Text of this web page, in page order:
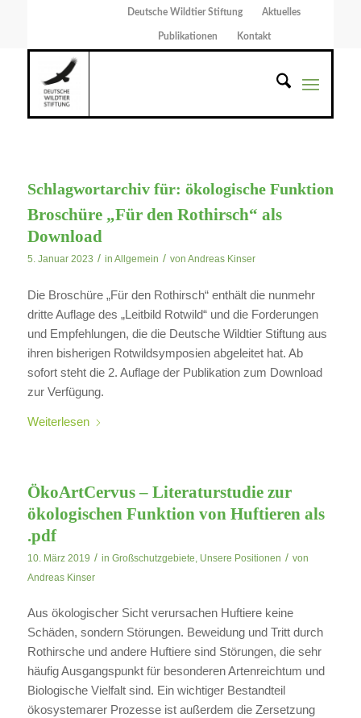
Deutsche Wildtier Stiftung Aktuelles
Publikationen Kontakt
Schlagwortarchiv für: ökologische Funktion
Broschüre „Für den Rothirsch“ als
Download
5. Januar 2023 / in Allgemein / von Andreas Kinser
Die Broschüre „Für den Rothirsch“ enthält die nunmehr
dritte Auflage des „Leitbild Rotwild“ und die Forderungen
und Empfehlungen, die die Deutsche Wildtier Stiftung aus
ihren bisherigen Rotwildsymposien abgeleitet hat. Ab
sofort steht die 2. Auflage der Publikation zum Download
zur Verfügung.
Weiterlesen
ÖkoArtCervus – Literaturstudie zur
ökologischen Funktion von Huftieren als
.pdf
10. März 2019 / in Großschutzgebiete Unsere Positionen / von
Andreas Kinser
Aus ökologischer Sicht verursachen Huftiere keine
Schäden, sondern Störungen. Beweidung und Tritt durch
Rothirsche und andere Huftiere sind Störungen, die sehr
häufig Ausgangspunkt für besonderen Artenreichtum und
Biologische Vielfalt sind. Ein wichtiger Bestandteil
ökosystemarer Prozesse ist außerdem die Zersetzung